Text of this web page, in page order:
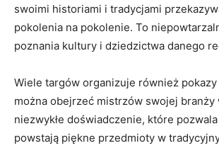
swoimi historiami i tradycjami
pokolenia na pokolenie. To
poznania kultury i ​dziedzictwa danego
Wiele ‍targów organizuje również pokazy
​można obejrzeć mistrzów swojej branży
niezwykłe doświadczenie, które
powstają piękne ⁤przedmioty w